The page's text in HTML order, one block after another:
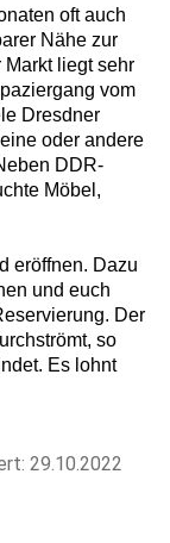
oft auch
Nähe zur
liegt sehr
vom
Dresdner
oder andere
DDR-
Möbel,
eröffnen. Dazu
und euch
Der
so
Es lohnt
29.10.2022